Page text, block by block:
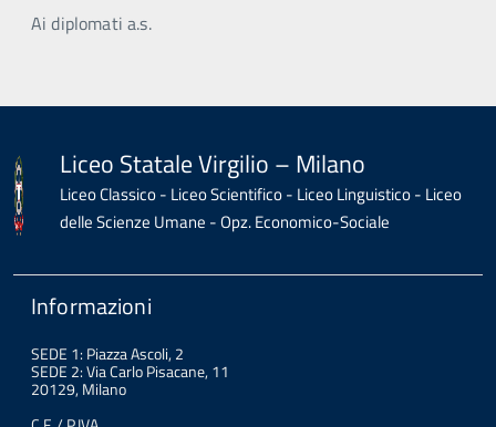
Ai diplomati a.s.
Liceo Statale Virgilio – Milano
Liceo Classico - Liceo Scientifico - Liceo Linguistico - Liceo
delle Scienze Umane - Opz. Economico-Sociale
Informazioni
SEDE 1: Piazza Ascoli, 2
SEDE 2: Via Carlo Pisacane, 11
20129, Milano